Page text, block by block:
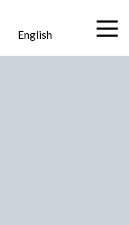
English